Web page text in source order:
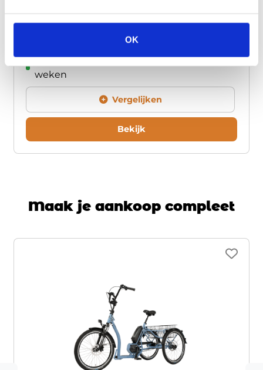
OK
Pfautec Trizon
Op voorraad | Meestal leverbaar binnen 2
weken
Vergelijken
Bekijk
Maak je aankoop compleet